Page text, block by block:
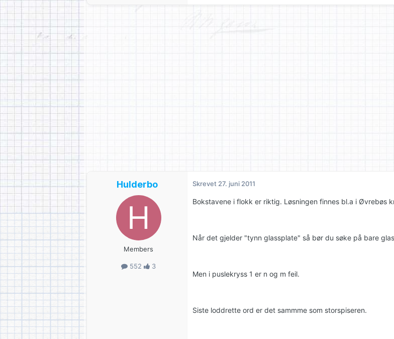
Hulderbo
Members
552 3
Skrevet 27. juni 2011
Bokstavene i flokk er riktig. Løsningen finnes bl.a i Øvrebøs
Når det gjelder "tynn glassplate" så bør du søke på bare
Men i puslekryss 1 er n og m feil.
Siste loddrette ord er det sammme som storspiseren.